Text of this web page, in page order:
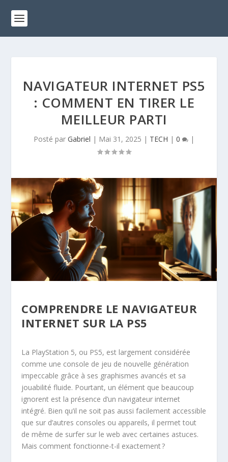
NAVIGATEUR INTERNET PS5
: COMMENT EN TIRER LE
MEILLEUR PARTI
Posté par Gabriel | Mai 31, 2025 | TECH | 0 |
COMPRENDRE LE NAVIGATEUR
INTERNET SUR LA PS5
La PlayStation 5, ou PS5, est largement considérée
comme une console de jeu de nouvelle génération
impeccable grâce à ses graphismes avancés et sa
jouabilité fluide. Pourtant, un élément que beaucoup
ignorent est la présence d’un navigateur internet
intégré. Bien qu’il ne soit pas aussi facilement accessible
que sur d’autres consoles ou appareils, il permet tout
de même de surfer sur le web avec certaines astuces.
Mais comment fonctionne-t-il exactement ?